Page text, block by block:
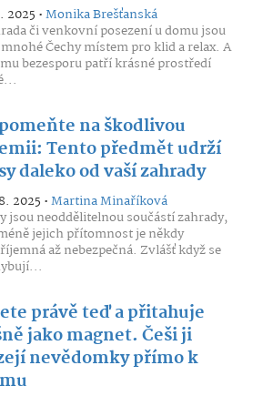
2025 •Monika Brešťanská
či venkovní posezení u domu jsou
Čechy místem pro klid a relax. A
bezesporu patří krásné prostředí
na škodlivou
Tento předmět udrží
daleko od vaší zahrady
2025 •Martina Minaříková
jsou neoddělitelnou součástí zahrady,
jejich přítomnost je někdy
až nebezpečná. Zvlášť když se
právě teď a přitahuje
jako magnet. Češi ji
nevědomky přímo k